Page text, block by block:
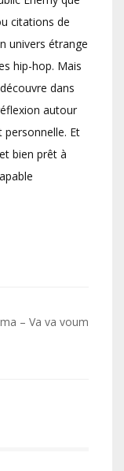
citations de
univers étrange
hip-hop. Mais
dans
autour
personnelle. Et
bien prêt à
– Va va voum